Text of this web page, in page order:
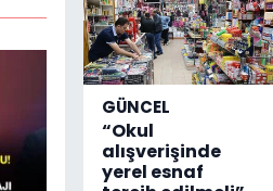
GÜNCEL
“Okul
alışverişinde
yerel esnaf